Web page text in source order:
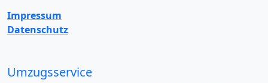
Impressum
Datenschutz
Umzugsservice